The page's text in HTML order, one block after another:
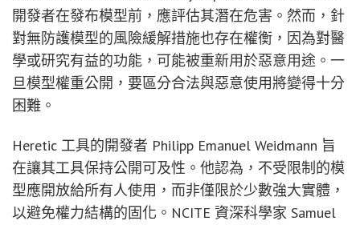
開發者在發布模型前，應評估其潛在危害。然而，針
對無防護模型的風險緩解措施也存在權衡，因為對醫
學或研究有益的功能，可能被重新用於惡意用途。一
旦模型權重公開，要區分合法與惡意使用將變得十分
困難。
Heretic 工具的開發者 Philipp Emanuel Weidmann 旨
在讓其工具保持公開可及性。他認為，不受限制的模
型應開放給所有人使用，而非僅限於少數強大實體，
以避免權力結構的固化。NCITE 資深科學家 Samuel